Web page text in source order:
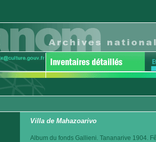
Villa de Mahazoarivo
Album du fonds Gallieni. Tananarive 1904.